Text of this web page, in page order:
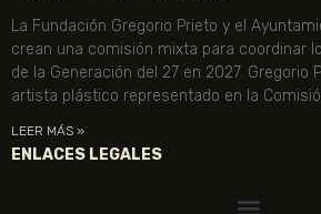
La Fundación Gregorio Prieto y el
crean una comisión mixta para coordinar
de la Generación del 27 en 2027. Gregorio
artista plástico representado en la
LEER MÁS »
ENLACES LEGALES